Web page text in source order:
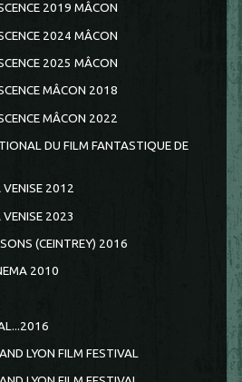
2019 MÂCON
2024 MÂCON
2025 MÂCON
MÂCON 2018
MÂCON 2022
DU FILM FANTASTIQUE DE
2012
2023
(CEINTREY) 2016
2010
LYON FILM FESTIVAL